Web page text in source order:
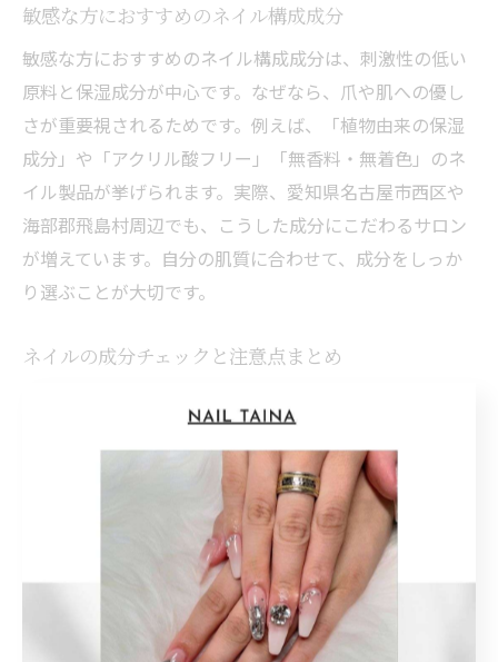
敏感な方におすすめのネイル構成成分
敏感な方におすすめのネイル構成成分は、刺激性の低い
原料と保湿成分が中心です。なぜなら、爪や肌への優し
さが重要視されるためです。例えば、「植物由来の保湿
成分」や「アクリル酸フリー」「無香料・無着色」のネ
イル製品が挙げられます。実際、愛知県名古屋市西区や
海部郡飛島村周辺でも、こうした成分にこだわるサロン
が増えています。自分の肌質に合わせて、成分をしっか
り選ぶことが大切です。
ネイルの成分チェックと注意点まとめ
ルのリスク低減のために成分表の確認が不可欠です。そ
の理由は、成分によっては健康被害を引き起こす場合が
あるからです。具体的には、刺激物質やアレルギー誘発
成分の有無を確認し、できるだけシンプルな成分構成を
選びましょう。成分不明な場合は、専門スタッフに相談
することも大切です。これらを心がけることで、安心し
てネイルを楽しめます。